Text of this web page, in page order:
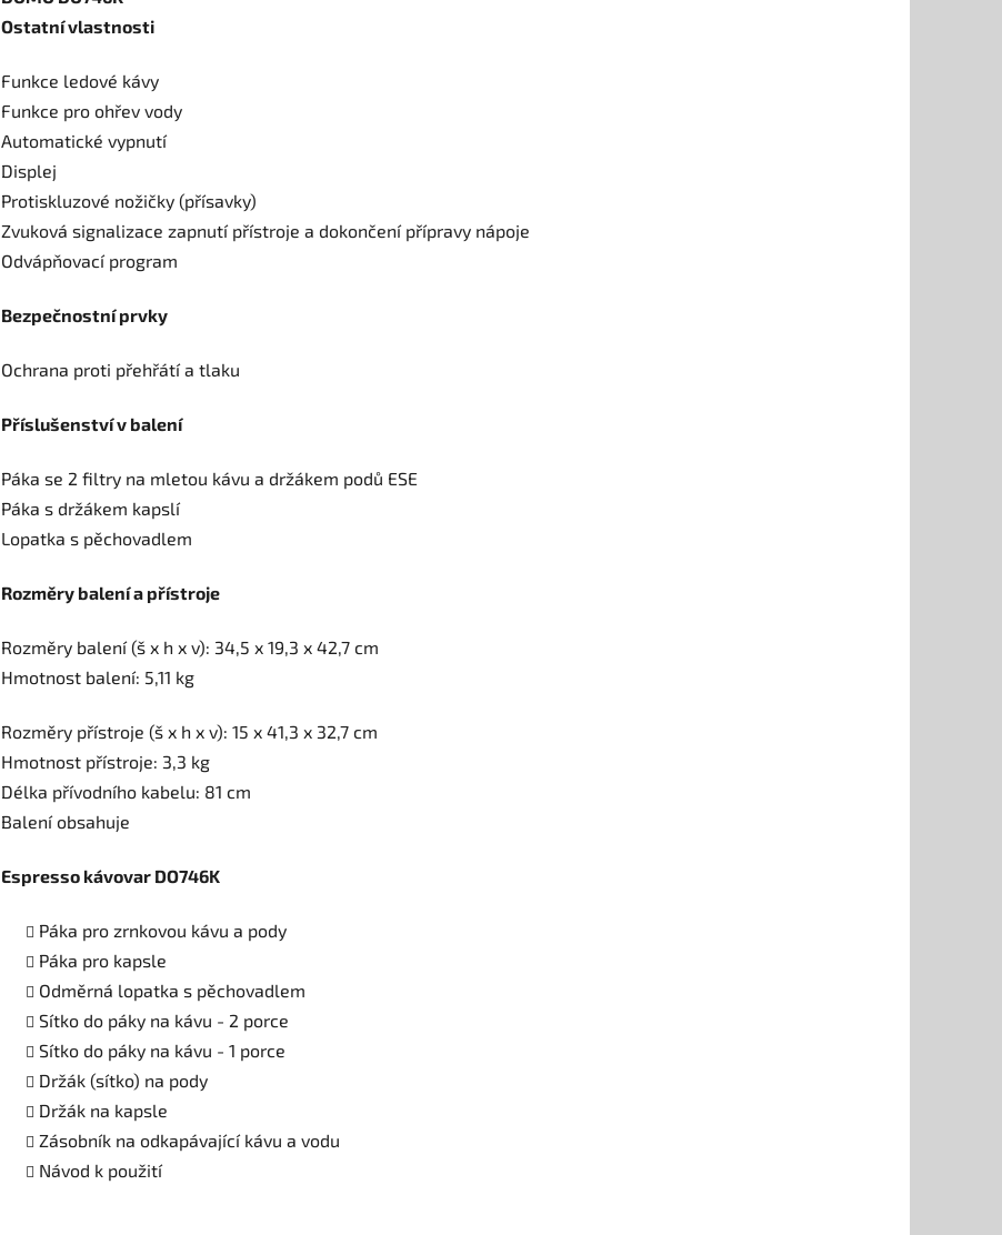
Ostatní vlastnosti
Funkce ledové kávy
Funkce pro ohřev vody
Automatické vypnutí
Displej
Protiskluzové nožičky (přísavky)
Zvuková signalizace zapnutí přístroje a dokončení přípravy nápoje
Odvápňovací program
Bezpečnostní prvky
Ochrana proti přehřátí a tlaku
Příslušenství v balení
Páka se 2 filtry na mletou kávu a držákem podů ESE
Páka s držákem kapslí
Lopatka s pěchovadlem
Rozměry balení a přístroje
Rozměry balení (š x h x v): 34,5 x 19,3 x 42,7 cm
Hmotnost balení: 5,11 kg
Rozměry přístroje (š x h x v): 15 x 41,3 x 32,7 cm
Hmotnost přístroje: 3,3 kg
Délka přívodního kabelu: 81 cm
Balení obsahuje
Espresso kávovar DO746K
Páka pro zrnkovou kávu a pody
Páka pro kapsle
Odměrná lopatka s pěchovadlem
Sítko do páky na kávu - 2 porce
Sítko do páky na kávu - 1 porce
Držák (sítko) na pody
Držák na kapsle
Zásobník na odkapávající kávu a vodu
Návod k použití